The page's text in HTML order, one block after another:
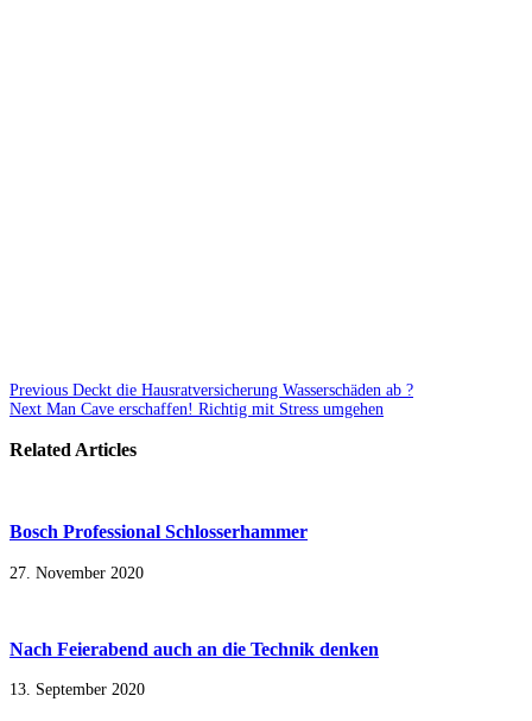
Previous Deckt die Hausratversicherung Wasserschäden ab ?
Next Man Cave erschaffen! Richtig mit Stress umgehen
Related Articles
Bosch Professional Schlosserhammer
27. November 2020
Nach Feierabend auch an die Technik denken
13. September 2020